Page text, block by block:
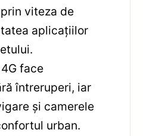
viteza de
aplicațiilor
face
întreruperi, iar
și camerele
urban.